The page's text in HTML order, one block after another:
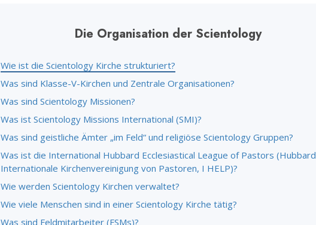
Die Organisation der Scientology
Wie ist die Scientology Kirche strukturiert?
Was sind Klasse-V-Kirchen und Zentrale Organisationen?
Was sind Scientology Missionen?
Was ist Scientology Missions International (SMI)?
Was sind geistliche Ämter „im Feld“ und religiöse Scientology Gruppen?
Was ist die International Hubbard Ecclesiastical League of Pastors (Hubbard
Internationale Kirchenvereinigung von Pastoren, I HELP)?
Wie werden Scientology Kirchen verwaltet?
Wie viele Menschen sind in einer Scientology Kirche tätig?
Was sind Feldmitarbeiter (FSMs)?